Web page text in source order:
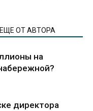
ЕЩЕ ОТ АВТОРА
на
директора